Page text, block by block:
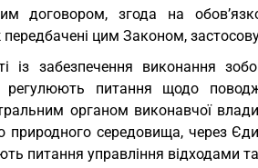
договором, згода на
передбачені цим Законом,
із забезпечення виконання
регулюють питання щодо
органом виконавчої
природного середовища, через
питання управління відходами